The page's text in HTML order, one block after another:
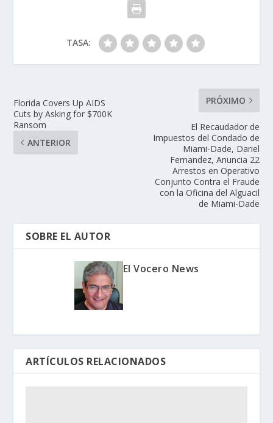
TASA:
Florida Covers Up AIDS
Cuts by Asking for $700K
Ransom
ANTERIOR
PRÓXIMO
El Recaudador de
Impuestos del Condado de
Miami-Dade, Dariel
Fernandez, Anuncia 22
Arrestos en Operativo
Conjunto Contra el Fraude
con la Oficina del Alguacil
de Miami-Dade
SOBRE EL AUTOR
El Vocero News
ARTÍCULOS RELACIONADOS